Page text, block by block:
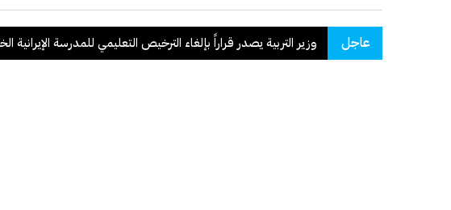
عاجل
وزير التربية يصدر قراراً بإلغاء الترخيص التعليمي للمدرسة الإيرانية الخاصة وإغلاقها